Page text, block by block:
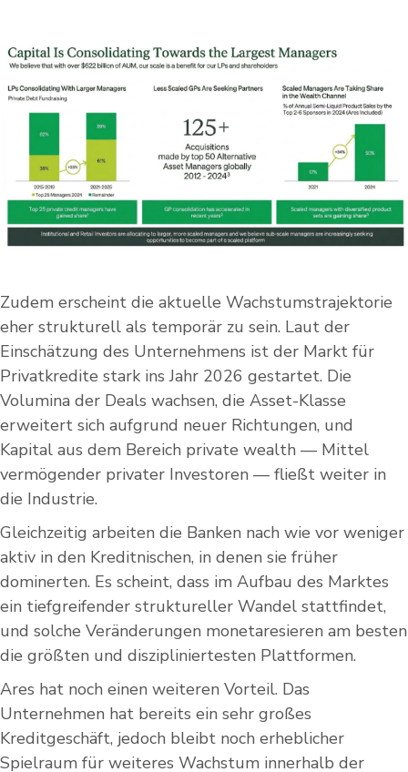
Zudem erscheint die aktuelle Wachstumstrajektorie
eher strukturell als temporär zu sein. Laut der
Einschätzung des Unternehmens ist der Markt für
Privatkredite stark ins Jahr 2026 gestartet. Die
Volumina der Deals wachsen, die Asset-Klasse
erweitert sich aufgrund neuer Richtungen, und
Kapital aus dem Bereich private wealth — Mittel
vermögender privater Investoren — fließt weiter in
die Industrie.
Gleichzeitig arbeiten die Banken nach wie vor weniger
aktiv in den Kreditnischen, in denen sie früher
dominerten. Es scheint, dass im Aufbau des Marktes
ein tiefgreifender struktureller Wandel stattfindet,
und solche Veränderungen monetaresieren am besten
die größten und diszipliniertesten Plattformen.
Ares hat noch einen weiteren Vorteil. Das
Unternehmen hat bereits ein sehr großes
Kreditgeschäft, jedoch bleibt noch erheblicher
Spielraum für weiteres Wachstum innerhalb der